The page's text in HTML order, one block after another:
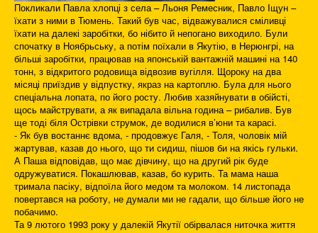
Покликали Павла хлопці з села – Льоня Ремесник, Павло Іщун –
їхати з ними в Тюмень. Такий був час, відважувалися сміливці
їхати на далекі заробітки, бо нібито й непогано виходило. Були
спочатку в Ноябрьську, а потім поїхали в Якутію, в Нерюнгрі, на
більші заробітки, працював на японській вантажній машині на 140
тонн, з відкритого родовища відвозив вугілля. Щороку на два
місяці приїздив у відпустку, якраз на картоплю. Була для нього
спеціальна лопата, по його росту. Любив хазяйнувати в обійсті,
щось майструвати, а як випадала вільна година – рибалив. Був
ще тоді біля Острівки струмок, де водилися в’юни та карасі.
- Як був востаннє вдома, - продовжує Галя, - Толя, чоловік мій
жартував, казав до нього, що ти сидиш, пішов би на якісь гульки.
А Паша відповідав, що має дівчину, що на другий рік буде
одружуватися. Покашлював, казав, бо курить. Та мама наша
тримала пасіку, відпоїла його медом та молоком. 14 листопада
повертався на роботу, не думали ми не гадали, що більше його не
побачимо.
Та 9 лютого 1993 року у далекій Якутії обірвалася ниточка життя